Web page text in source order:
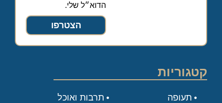
הדוא״ל שלי.
הצטרפו
קטגוריות
תעופה
תרבות ואוכל